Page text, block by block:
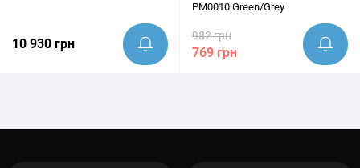
10 930 грн
PM0010 Green/Grey
982 грн
769 грн